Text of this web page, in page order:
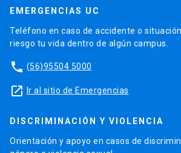
EMERGENCIAS UC
Teléfono en caso de accidente o
riesgo tu vida dentro de algún campus.
phone (56)95504 5000
launch Ir al sitio de Emergencias
DISCRIMINACIÓN Y VIOLENCIA
Orientación y apoyo en casos de